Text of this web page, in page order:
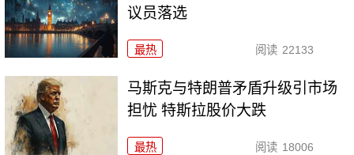
议员落选
最热 阅读 22133
马斯克与特朗普矛盾升级引市场
担忧 特斯拉股价大跌
最热 阅读 18006